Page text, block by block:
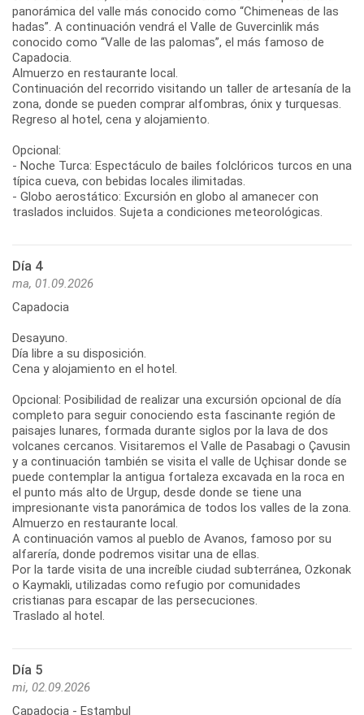
panorámica del valle más conocido como “Chimeneas de las
hadas”. A continuación vendrá el Valle de Guvercinlik más
conocido como “Valle de las palomas”, el más famoso de
Capadocia.
Almuerzo en restaurante local.
Continuación del recorrido visitando un taller de artesanía de la
zona, donde se pueden comprar alfombras, ónix y turquesas.
Regreso al hotel, cena y alojamiento.
Opcional:
- Noche Turca: Espectáculo de bailes folclóricos turcos en una
típica cueva, con bebidas locales ilimitadas.
- Globo aerostático: Excursión en globo al amanecer con
traslados incluidos. Sujeta a condiciones meteorológicas.
Día 4
ma, 01.09.2026
Capadocia
Desayuno.
Día libre a su disposición.
Cena y alojamiento en el hotel.
Opcional: Posibilidad de realizar una excursión opcional de día
completo para seguir conociendo esta fascinante región de
paisajes lunares, formada durante siglos por la lava de dos
volcanes cercanos. Visitaremos el Valle de Pasabagi o Çavusin
y a continuación también se visita el valle de Uçhisar donde se
puede contemplar la antigua fortaleza excavada en la roca en
el punto más alto de Urgup, desde donde se tiene una
impresionante vista panorámica de todos los valles de la zona.
Almuerzo en restaurante local.
A continuación vamos al pueblo de Avanos, famoso por su
alfarería, donde podremos visitar una de ellas.
Por la tarde visita de una increíble ciudad subterránea, Ozkonak
o Kaymakli, utilizadas como refugio por comunidades
cristianas para escapar de las persecuciones.
Traslado al hotel.
Día 5
mi, 02.09.2026
Capadocia - Estambul